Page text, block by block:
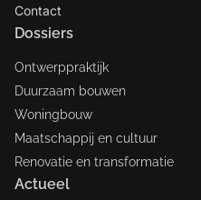
Contact
Dossiers
Ontwerppraktijk
Duurzaam bouwen
Woningbouw
Maatschappij en cultuur
Renovatie en transformatie
Actueel